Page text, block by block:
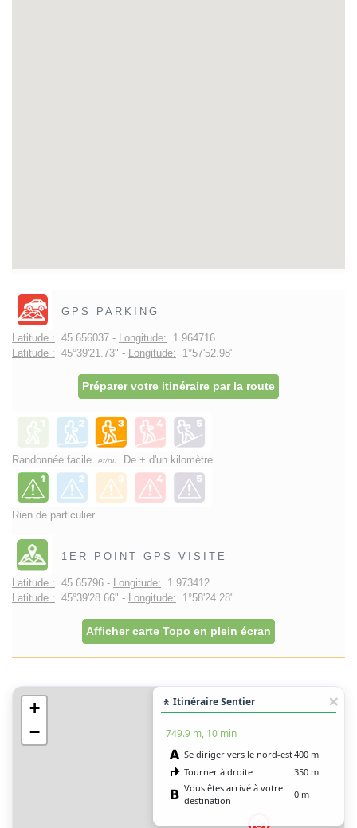
GPS PARKING
Latitude : 45.656037 - Longitude: 1.964716
Latitude : 45°39'21.73" - Longitude: 1°57'52.98"
Préparer votre itinéraire par la route
Randonnée facile et/ou De + d'un kilomètre
Rien de particulier
1ER POINT GPS VISITE
Latitude : 45.65796 - Longitude: 1.973412
Latitude : 45°39'28.66" - Longitude: 1°58'24.28"
Afficher carte Topo en plein écran
+
−
🚶 Itinéraire Sentier
749.9 m, 10 min
Se diriger vers le nord-est400 m
Tourner à droite
350 m
Vous êtes arrivé à votre
destination
0 m